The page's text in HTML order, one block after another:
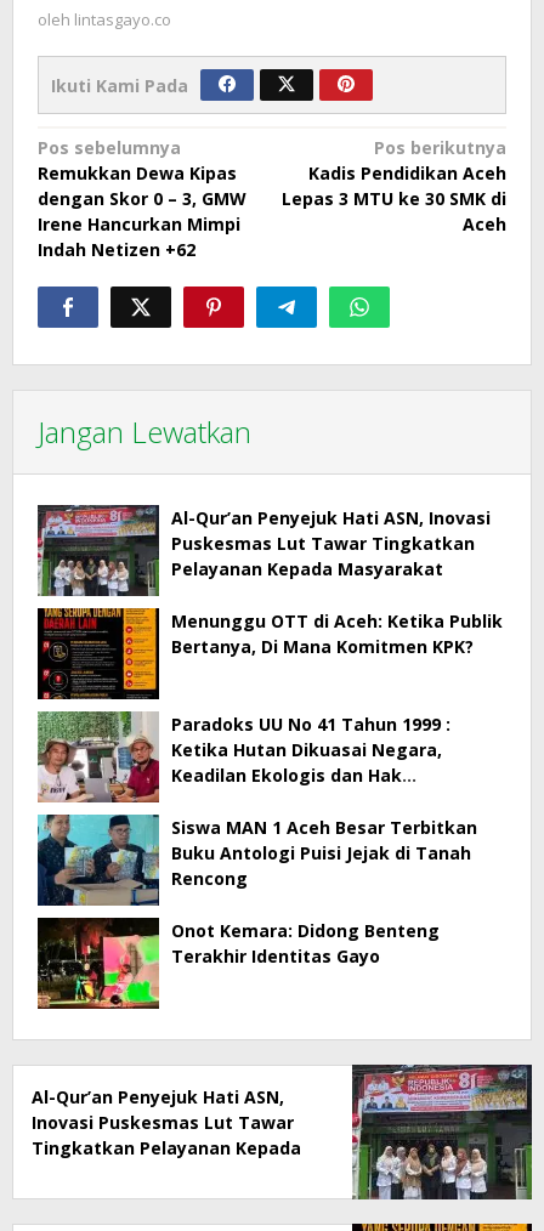
oleh lintasgayo.co
Ikuti Kami Pada
Navigasi
pos
Pos sebelumnya
Remukkan Dewa Kipas
dengan Skor 0 – 3, GMW
Irene Hancurkan Mimpi
Indah Netizen +62
Pos berikutnya
Kadis Pendidikan Aceh
Lepas 3 MTU ke 30 SMK di
Aceh
Jangan Lewatkan
Al-Qur’an Penyejuk Hati ASN, Inovasi
Puskesmas Lut Tawar Tingkatkan
Pelayanan Kepada Masyarakat
Menunggu OTT di Aceh: Ketika Publik
Bertanya, Di Mana Komitmen KPK?
Paradoks UU No 41 Tahun 1999 :
Ketika Hutan Dikuasai Negara,
Keadilan Ekologis dan Hak
Siswa MAN 1 Aceh Besar Terbitkan
Buku Antologi Puisi Jejak di Tanah
Rencong
Onot Kemara: Didong Benteng
Terakhir Identitas Gayo
Al-Qur’an Penyejuk Hati ASN,
Inovasi Puskesmas Lut Tawar
Tingkatkan Pelayanan Kepada